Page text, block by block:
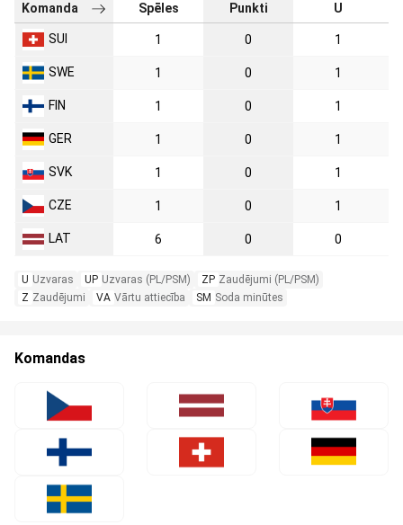
Komanda Spēles Punkti U
SUI 1 0 1
SWE 1 0 1
FIN 1 0 1
GER 1 0 1
SVK 1 0 1
CZE 1 0 1
LAT 6 0 0
U Uzvaras UP Uzvaras (PL/PSM) ZP Zaudējumi (PL/PSM)
Z Zaudējumi VA Vārtu attiecība SM Soda minūtes
Komandas